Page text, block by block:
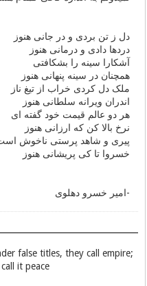
دل ز تن بردی و در جانی هنوز
دردها دادی و درمانی هنوز
آشکارا سینه را بشکافتی
همچنان در سینه پنهانی هنوز
ملک دل کردی خراب از تیغ ناز
اندران ویرانه سلطانی هنوز
هر دو عالم قیمت خود گفته ای
نرخ بالا کن که ارزانی هنوز
پیری و شاهد پرستی ناخوش
خسروا تا کی پریشانی هنوز
-امیر خسرو دهلوی
false titles, they call empire;
it peace